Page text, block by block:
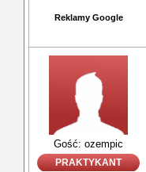
Reklamy Google
Gość: ozempic
PRAKTYKANT